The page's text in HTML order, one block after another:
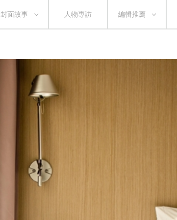
封面故事 人物專訪 編輯推薦